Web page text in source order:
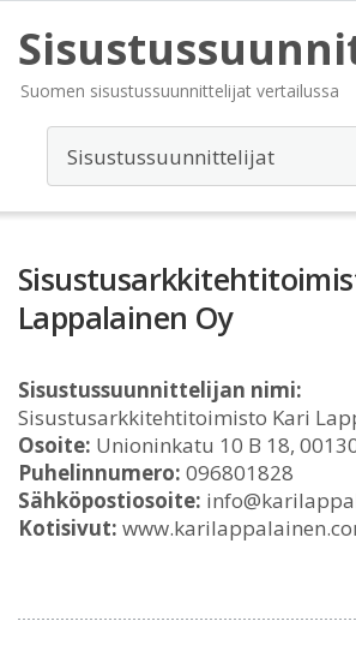
Suomen sisustussuunnittelijat vertailussa
Lappalainen Oy
Sisustussuunnittelijan nimi:
Sisustusarkkitehtitoimisto Kari
Osoite: Unioninkatu 10 B 18,
Puhelinnumero: 096801828
Sähköpostiosoite:
Kotisivut: